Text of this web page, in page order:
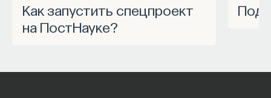
Как запустить спецпроект
на ПостНауке?